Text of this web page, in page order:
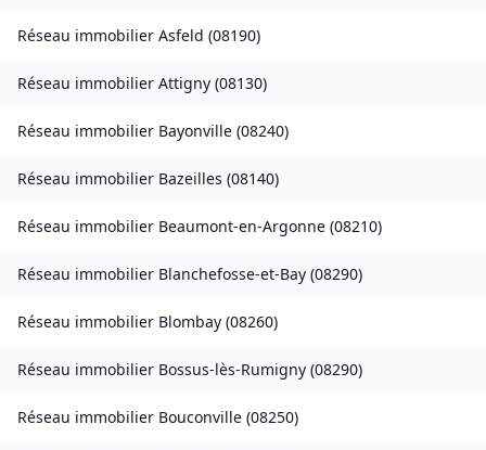
Réseau immobilier Asfeld (08190)
Réseau immobilier Attigny (08130)
Réseau immobilier Bayonville (08240)
Réseau immobilier Bazeilles (08140)
Réseau immobilier Beaumont-en-Argonne (08210)
Réseau immobilier Blanchefosse-et-Bay (08290)
Réseau immobilier Blombay (08260)
Réseau immobilier Bossus-lès-Rumigny (08290)
Réseau immobilier Bouconville (08250)